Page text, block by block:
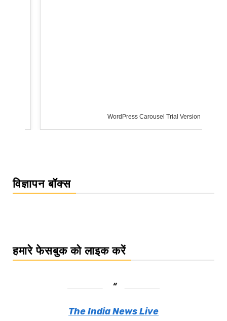
WordPress Carousel Trial Version
विज्ञापन बॉक्स
हमारे फेसबुक को लाइक करें
The India News Live